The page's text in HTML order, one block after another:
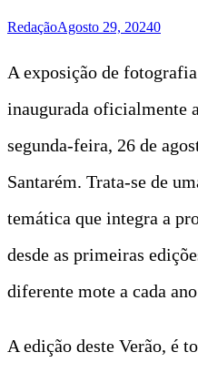
RedaçãoAgosto 29, 20240
A exposição de
inaugurada oficialmente
segunda-feira, 26 de
Santarém. Trata-se de
temática que integra a
desde as primeiras
diferente mote a cada
A edição deste Verão, é